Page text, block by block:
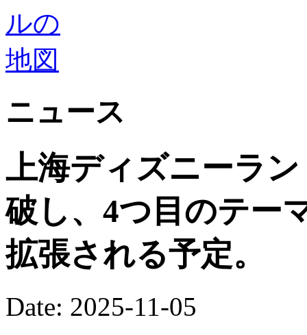
ニュース
上海ディズニーラ
破し、4つ目のテー
拡張される予定。
Date: 2025-11-05